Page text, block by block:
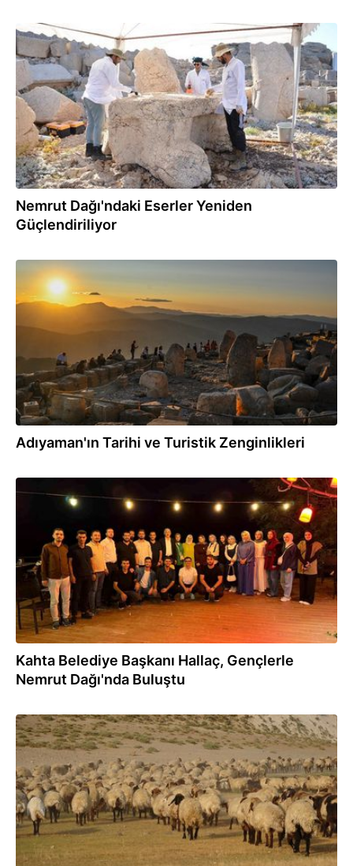
21.08.2025
Nemrut Dağı'ndaki Eserler Yeniden
Güçlendiriliyor
12.08.2025
Adıyaman'ın Tarihi ve Turistik Zenginlikleri
07.08.2025
Kahta Belediye Başkanı Hallaç, Gençlerle
Nemrut Dağı'nda Buluştu
04.08.2025